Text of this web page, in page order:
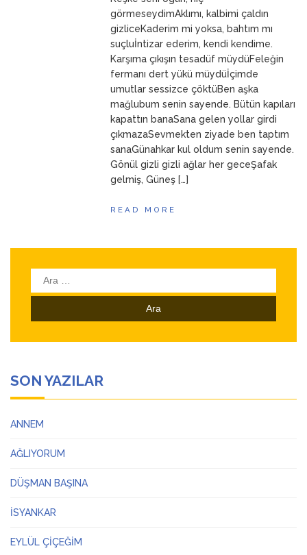
ANNEMgörmeseydimAklımı, kalbimi çaldın
gizliceKaderim mi yoksa, bahtım mı
suçluİntizar ederim, kendi kendime.
Karşıma çıkışın tesadüf müydüFeleğin
fermanı dert yükü müydüİçimde
umutlar sessizce çöktüBen aşka
mağlubum senin sayende. Bütün kapıları
kapattın banaSana gelen yollar girdi
çıkmazaSevmekten ziyade ben taptım
sanaGünahkar kul oldum senin sayende.
Gönül gizli gizli ağlar her geceŞafak
gelmiş, Güneş […]
READ MORE
Arama:
SON YAZILAR
ANNEM
AĞLIYORUM
DÜŞMAN BAŞINA
İSYANKAR
EYLÜL ÇİÇEĞİM